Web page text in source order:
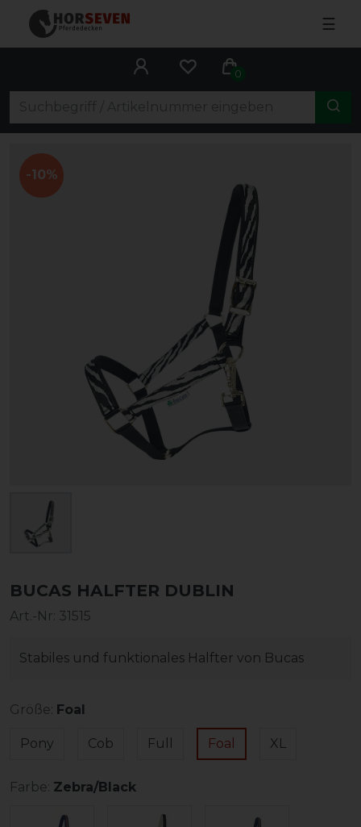
☰
0
-10%
BUCAS HALFTER DUBLIN
Art.-Nr: 31515
Stabiles und funktionales Halfter von Bucas
Größe: Foal
Pony Cob Full Foal XL
Farbe: Zebra/Black